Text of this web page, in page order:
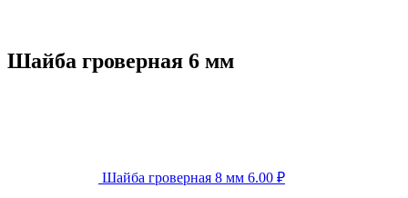
Шайба гроверная 6 мм
Шайба гроверная 8 мм 6.00 ₽